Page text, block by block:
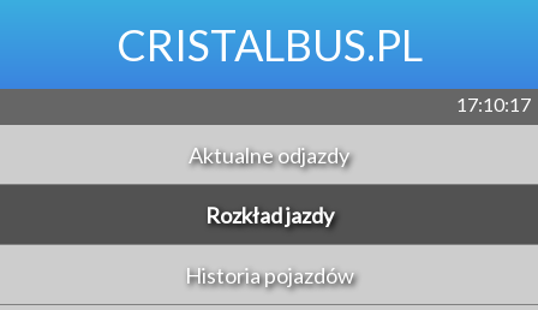
CRISTALBUS.PL
17:10:17
Aktualne odjazdy
Rozkład jazdy
Historia pojazdów